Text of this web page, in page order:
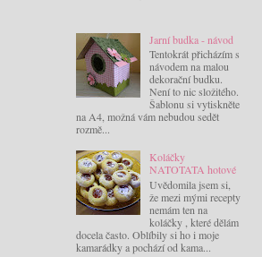
Jarní budka - návod
Tentokrát přicházím s
návodem na malou
dekorační budku.
Není to nic složitého.
Šablonu si vytiskněte
na A4, možná vám nebudou sedět
rozmě...
Koláčky
NATOTATA hotové
Uvědomila jsem si,
že mezi mými recepty
nemám ten na
koláčky , které dělám
docela často. Oblíbily si ho i moje
kamarádky a pochází od kama...